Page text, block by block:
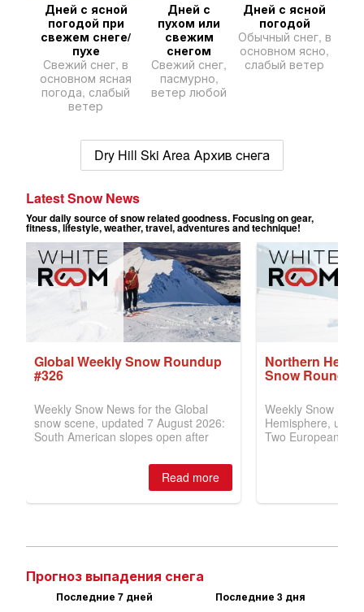
Дней с ясной
погодой при
свежем снеге/
пухе
Свежий снег, в
основном ясная
погода, слабый
ветер
Дней с
пухом или
свежим
снегом
Свежий снег,
пасмурно,
ветер любой
Дней с ясной
погодой
Обычный снег, в
основном ясно,
слабый ветер
Dry Hill Ski Area Архив снега
Прогноз выпадения снега
Последние 7 дней Последние 3 дня